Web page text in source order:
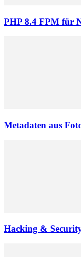
PHP 8.4 FPM für
Metadaten aus
Hacking &